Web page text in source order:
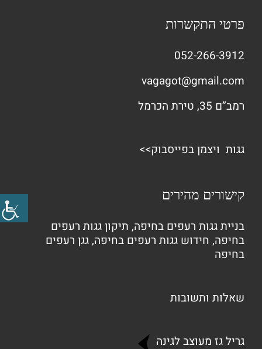
פרטי התקשרות
052-266-3912
vagagot@gmail.com
רמב”ם 35, טירת הכרמל
גגות ויצמן בפייסבוק>>
קישורים מהירים
בניית גגות רעפים בחיפה, תיקון גגות רעפים
בחיפה, חידוש גגות רעפים בחיפה,גגן רעפים
בחיפה
שאלות ותשובות
גריל גז מעוצב לגינה